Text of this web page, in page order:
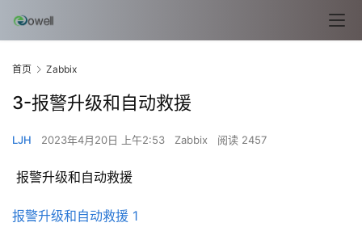
首页 Zabbix
3-报警升级和自动救援
LJH 2023年4月20日 上午2:53 Zabbix 阅读 2457
报警升级和自动救援
报警升级和自动救援 1